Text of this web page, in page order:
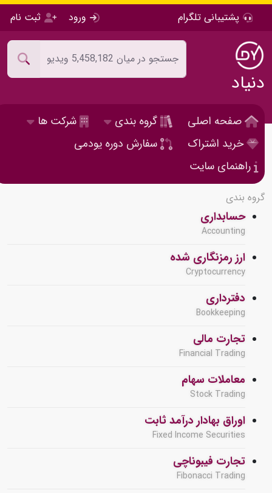
پشتیبانی تلگرام ورود ثبت نام
دنیاد
صفحه اصلی گروه بندی
شرکت ها
خرید اشتراک
سفارش دوره یودمی
راهنمای سایت
گروه بندی
حسابداری
Accounting
ارز رمزنگاری شده
Cryptocurrency
دفترداری
Bookkeeping
تجارت مالی
Financial Trading
معاملات سهام
Stock Trading
اوراق بهادار درآمد ثابت
Fixed Income Securities
تجارت فیبوناچی
Fibonacci Trading